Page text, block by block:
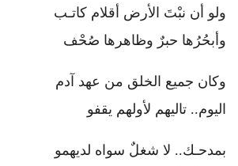
ولو أن نبْتَ الأرض أقلام
وأبحُرُها حبرٌ وظاهرها صُحْف
وكان جميع الخلق من
اليوم.. تاليهم لأولهم يقفو
بمدحـك.. لا شغلٌ سواه